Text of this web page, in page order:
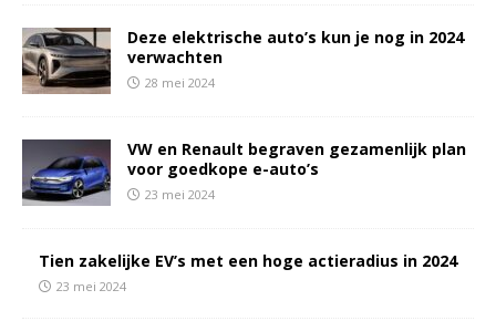
Deze elektrische auto’s kun je nog in 2024
verwachten
28 mei 2024
VW en Renault begraven gezamenlijk plan
voor goedkope e-auto’s
23 mei 2024
Tien zakelijke EV’s met een hoge actieradius in 2024
23 mei 2024